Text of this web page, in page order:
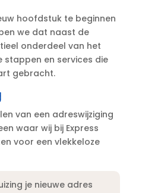
hoofdstuk te beginnen
we dat naast de
onderdeel van het
stappen en services die
gebracht.​
van een adreswijziging
waar wij bij Express
voor een vlekkeloze
je nieuwe adres